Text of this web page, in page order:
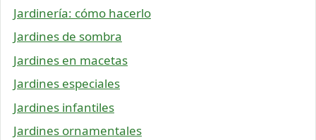
Jardinería: cómo hacerlo
Jardines de sombra
Jardines en macetas
Jardines especiales
Jardines infantiles
Jardines ornamentales